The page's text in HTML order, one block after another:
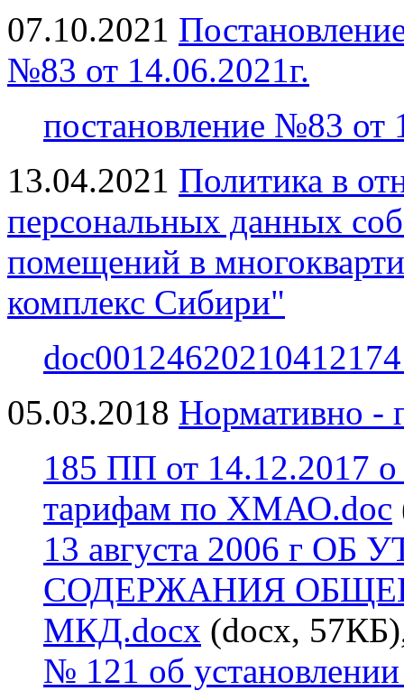
07.10.2021
№83 от 14.06.2021г.
постановление №83 от
13.04.2021 Политика в
персональных данных
помещений в
комплекс Сибири"
05.03.2018 Нормативно -
185 ПП от 14.12.2017 о
тарифам по ХМАО.doc
13 августа 2006 г
СОДЕРЖАНИЯ
МКД.docx (docx,
№ 121 об